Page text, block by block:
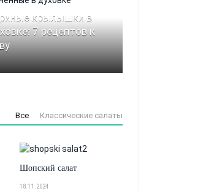
крылышки в
7 рецептов к
Все Классические салаты
Шопский салат
18.11.2024